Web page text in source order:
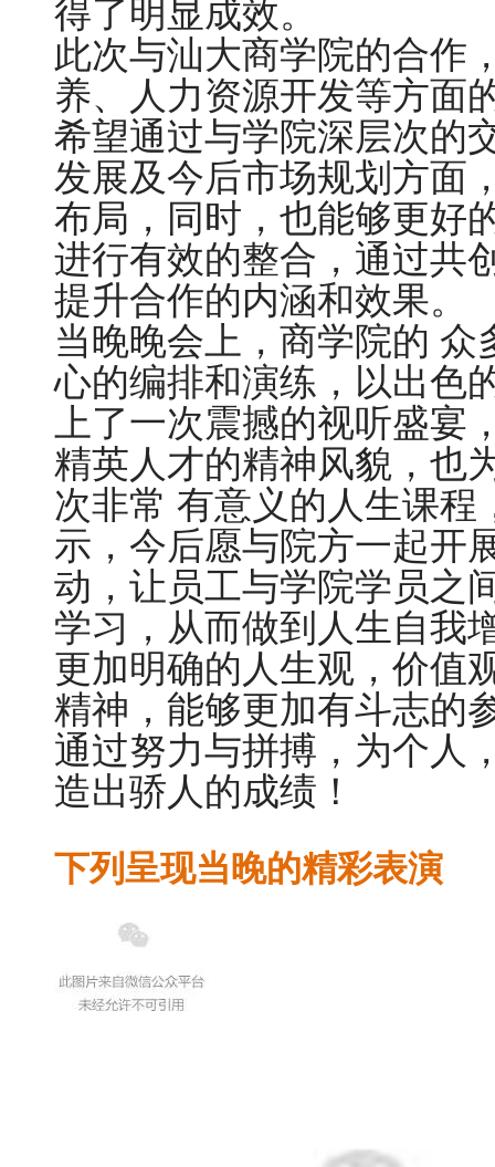
得了明显成效。
此次与汕大商学院的合作
养、人力资源开发等方面
希望通过与学院深层次的
发展及今后市场规划方面
布局，同时，也能够更好
进行有效的整合，通过共
提升合作的内涵和效果。
当晚晚会上，商学院的 众
心的编排和演练，以出色
上了一次震撼的视听盛宴
精英人才的精神风貌，也
次非常 有意义的人生课程
示，今后愿与院方一起开
动，让员工与学院学员之
学习，从而做到人生自我
更加明确的人生观，价值
精神，能够更加有斗志的
通过努力与拼搏，为个人
造出骄人的成绩！
下列呈现当晚的精彩表演